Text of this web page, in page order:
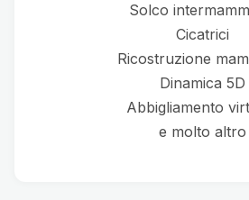
Solco
Cicatrici
Ricostruzione
Dinamica 5D
Abbigliamento
e molto altro